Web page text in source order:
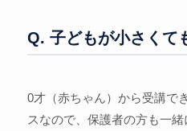
Q. 子どもが小さくて
0才（赤ちゃん）から受講で
スなので、保護者の方も一